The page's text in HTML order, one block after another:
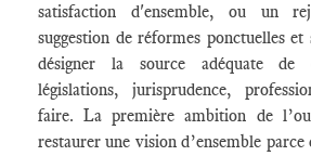
satisfaction d'ensemble, ou un
suggestion de réformes ponctuelles
désigner la source adéquate de
législations, jurisprudence,
faire. La première ambition de
restaurer une vision d’ensemble